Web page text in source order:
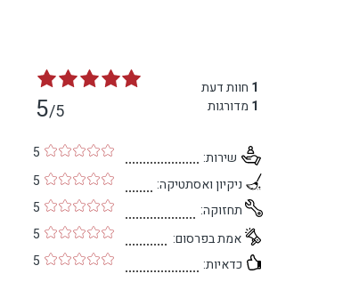
1 חוות דעת
1 מדורגות 5/5
שירות:
5
ניקיון ואסתטיקה:
5
תחזוקה:
5
אמת בפרסום:
5
כדאיות:
5